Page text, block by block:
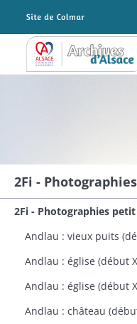
Archives Alsace - Colmar
2Fi -
2Fi - Photographies
Andlau : vieux puits
Andlau : église (début
Andlau : église (début
Andlau : château